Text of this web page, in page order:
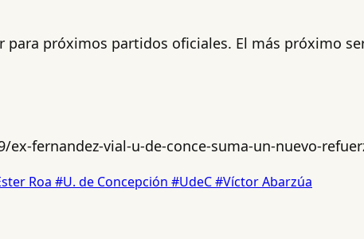
próximos partidos oficiales. El más próximo
fernandez-vial-u-de-conce-suma-un-nuevo-
Roa #U. de Concepción #UdeC#Víctor Abarzúa